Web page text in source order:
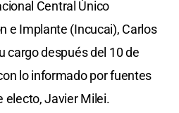
Central Único
e Implante (Incucai), Carlos
cargo después del 10 de
lo informado por fuentes
electo, Javier Milei.